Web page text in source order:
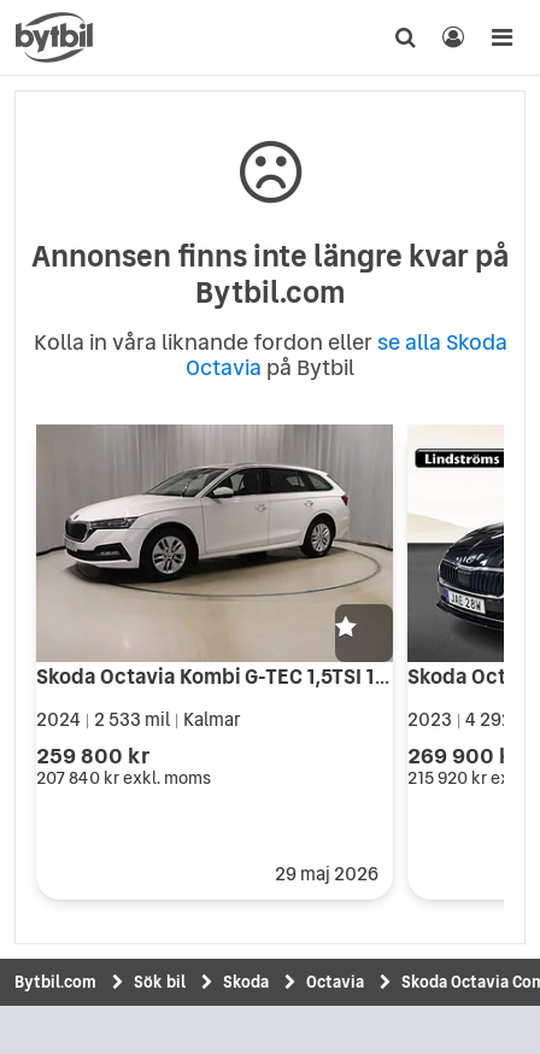
Annonsen finns inte längre kvar på
Bytbil.com
Kolla in våra liknande fordon ellerse alla Skoda
Octavia på Bytbil
Skoda Octavia Kombi G-TEC 1,5TSI 130hk Aut Drag Värmare
2024 2 533 mil Kalmar
259 800 kr
207 840 krexkl. moms
29 maj 2026
2023 4 292
269 900 kr
215 920 krexkl.
Bytbil.com Sök bil Skoda Octavia Skoda Octavia